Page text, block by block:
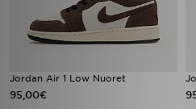
Jordan Air 1 Low Nuoret
95,00€